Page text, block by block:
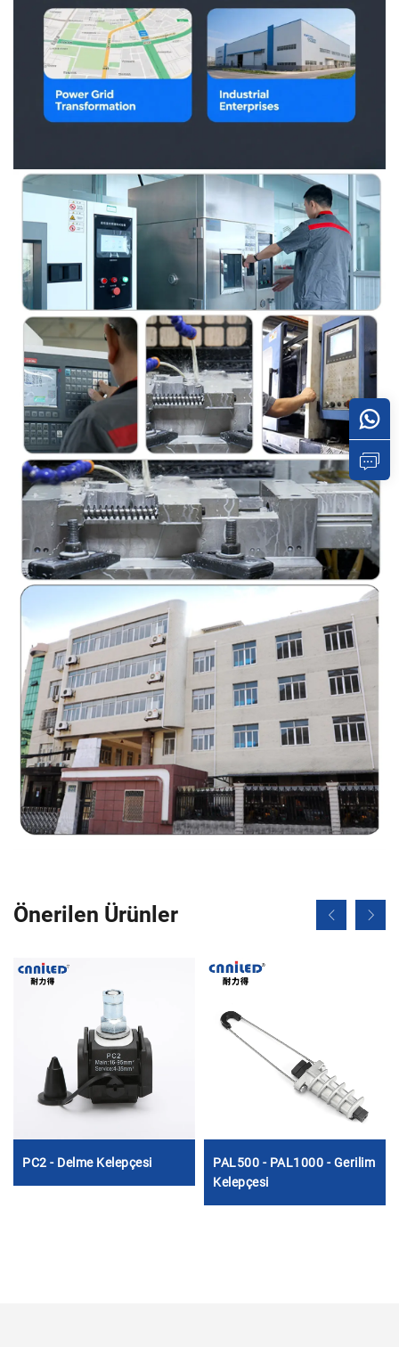
Önerilen Ürünler
PC2 - Delme Kelepçesi
PAL500 - PAL1000 - Gerilim
Kelepçesi